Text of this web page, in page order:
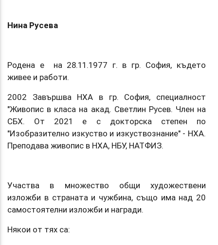
Нина Русева
Родена е на 28.11.1977 г. в гр. София, където
живее и работи.
2002 Завършва НХА в гр. София, специалност
"Живопис в класа на акад. Светлин Русев. Член на
СБХ. От 2021 е с докторска степен по
"Изобразително изкуство и изкуствознание" - НХА.
Преподава живопис в НХА, НБУ, НАТФИЗ.
Участва в множество общи художествени
изложби в страната и чужбина, също има над 20
самостоятелни изложби и награди.
Някои от тях са: